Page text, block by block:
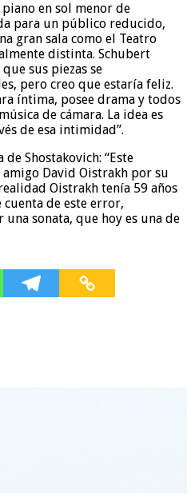
en sol menor de
para un público reducido,
gran sala como el Teatro
distinta. Schubert
sus piezas se
pero creo que estaría feliz.
íntima, posee drama y todos
de cámara. La idea es
de esa intimidad”.
Shostakovich: “Este
David Oistrakh por su
Oistrakh tenía 59 años
cuenta de este error,
sonata, que hoy es una de